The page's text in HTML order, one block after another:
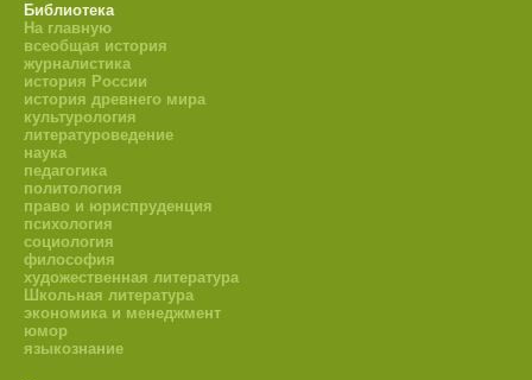
Библиотека
На главную
всеобщая история
журналистика
история России
история древнего мира
культурология
литературоведение
наука
педагогика
политология
право и юриспруденция
психология
социология
философия
художественная литература
Школьная литература
экономика и менеджмент
юмор
языкознание